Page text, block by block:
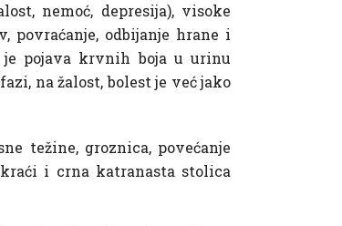
nemoć, depresija), visoke
povraćanje, odbijanje hrane i
pojava krvnih boja u urinu
na žalost, bolest je već jako
težine, groznica, povećanje
i crna katranasta stolica